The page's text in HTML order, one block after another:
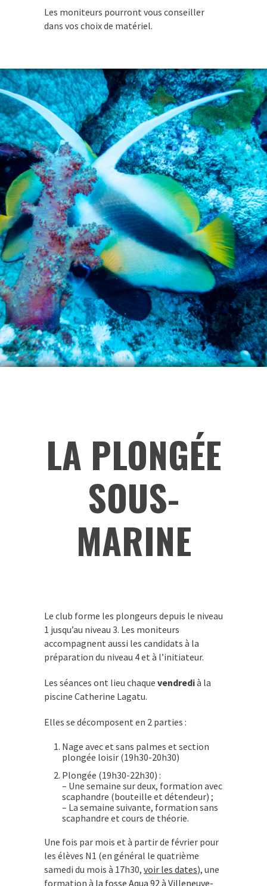
Les moniteurs pourront vous conseiller
dans vos choix de matériel.
LA PLONGÉE
SOUS-
MARINE
Le club forme les plongeurs depuis le niveau
1 jusqu’au niveau 3. Les moniteurs
accompagnent aussi les candidats à la
préparation du niveau 4 et à l’initiateur.
Les séances ont lieu chaque vendredià la
piscine Catherine Lagatu.
Elles se décomposent en 2 parties :
Nage avec et sans palmes et section
plongée loisir (19h30-20h30)
Plongée (19h30-22h30) :
– Une semaine sur deux, formation avec
scaphandre (bouteille et détendeur) ;
– La semaine suivante, formation sans
scaphandre et cours de théorie.
Une fois par mois et à partir de février pour
les élèves N1 (en général le quatrième
samedi du mois à 17h30, voir les dates), une
formation à la fosse Aqua 92 à Villeneuve-